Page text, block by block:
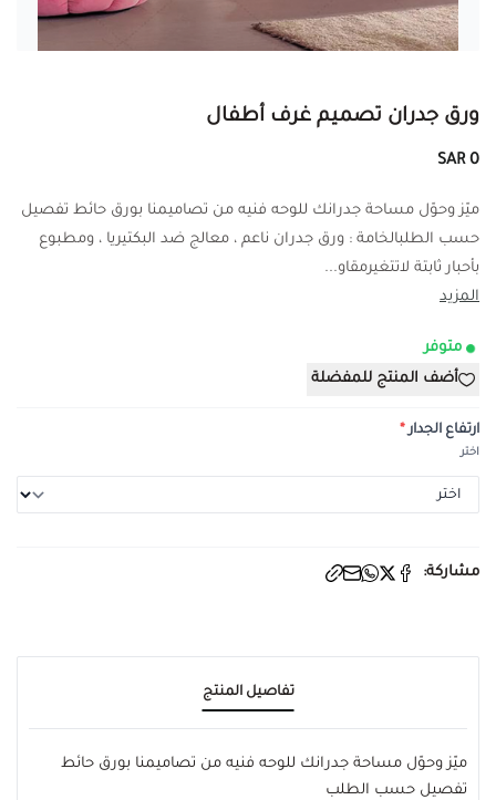
ورق جدران تصميم غرف أطفال
0 SAR
ميّز وحوّل مساحة جدرانك للوحه فنيه من تصاميمنا بورق حائط تفصيل
حسب الطلبالخامة : ورق جدران ناعم ، معالج ضد البكتيريا ، ومطبوع
بأحبار ثابتة لاتتغيرمقاو...
المزيد
متوفر
أضف المنتج للمفضلة
ارتفاع الجدار*
اختر
مشاركة:
تفاصيل المنتج
ميّز وحوّل مساحة جدرانك للوحه فنيه من تصاميمنا بورق حائط
تفصيل حسب الطلب